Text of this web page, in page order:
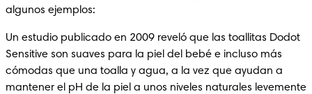
algunos ejemplos:
Un estudio publicado en 2009 reveló que las toallitas Dodot
Sensitive son suaves para la piel del bebé e incluso más
cómodas que una toalla y agua, a la vez que ayudan a
mantener el pH de la piel a unos niveles naturales levemente